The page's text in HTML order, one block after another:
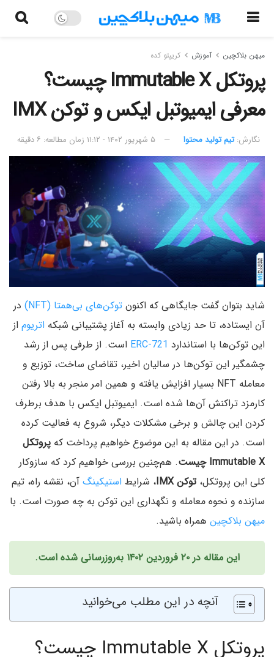
میهن بلاکچین آموزش کریپتو کده
پروتکل Immutable X چیست؟
معرفی ایمیوتبل ایکس و توکن IMX
نگارش:‌ تیم تولید محتوا ۵ شهریور ۱۴۰۲ - ۱۱:۱۲ زمان مطالعه: ۶ دقیقه
شاید بتوان گفت جایگاهی که اکنون توکن‌های بی‌همتا (NFT)
در
آن ایستاده‌، تا حد زیادی وابسته به آغاز پشتیبانی شبکه اتریوم از
این توکن‌ها با استاندارد ERC-721 است. از طرفی پس از رشد
چشمگیر این توکن‌ها در سالیان اخیر، تقاضای ساخت، توزیع و
معامله NFT بسیار افزایش یافته و همین امر منجر به بالا رفتن
کارمزد تراکنش آن‌ها شده است. ایمیوتبل ایکس با هدف برطرف
کردن این چالش و برخی مشکلات دیگر، شروع به فعالیت کرده
است. در این مقاله به این موضوع خواهیم پرداخت که پروتکل
Immutable X چیست
. هم‌چنین بررسی خواهیم کرد که سازوکار
کلی این پروتکل،توکن IMX ، شرایط استیکینگ آن، نقشه راه، تیم
سازنده و نحوه معامله و نگهداری این توکن به چه صورت است. با
میهن بلاکچین همراه باشید.
این مقاله در ۲۰ فروردین ۱۴۰۲ به‌روزرسانی شده است.
آنچه در این مطلب می‌خوانید
پروتکل Immutable X چیست؟